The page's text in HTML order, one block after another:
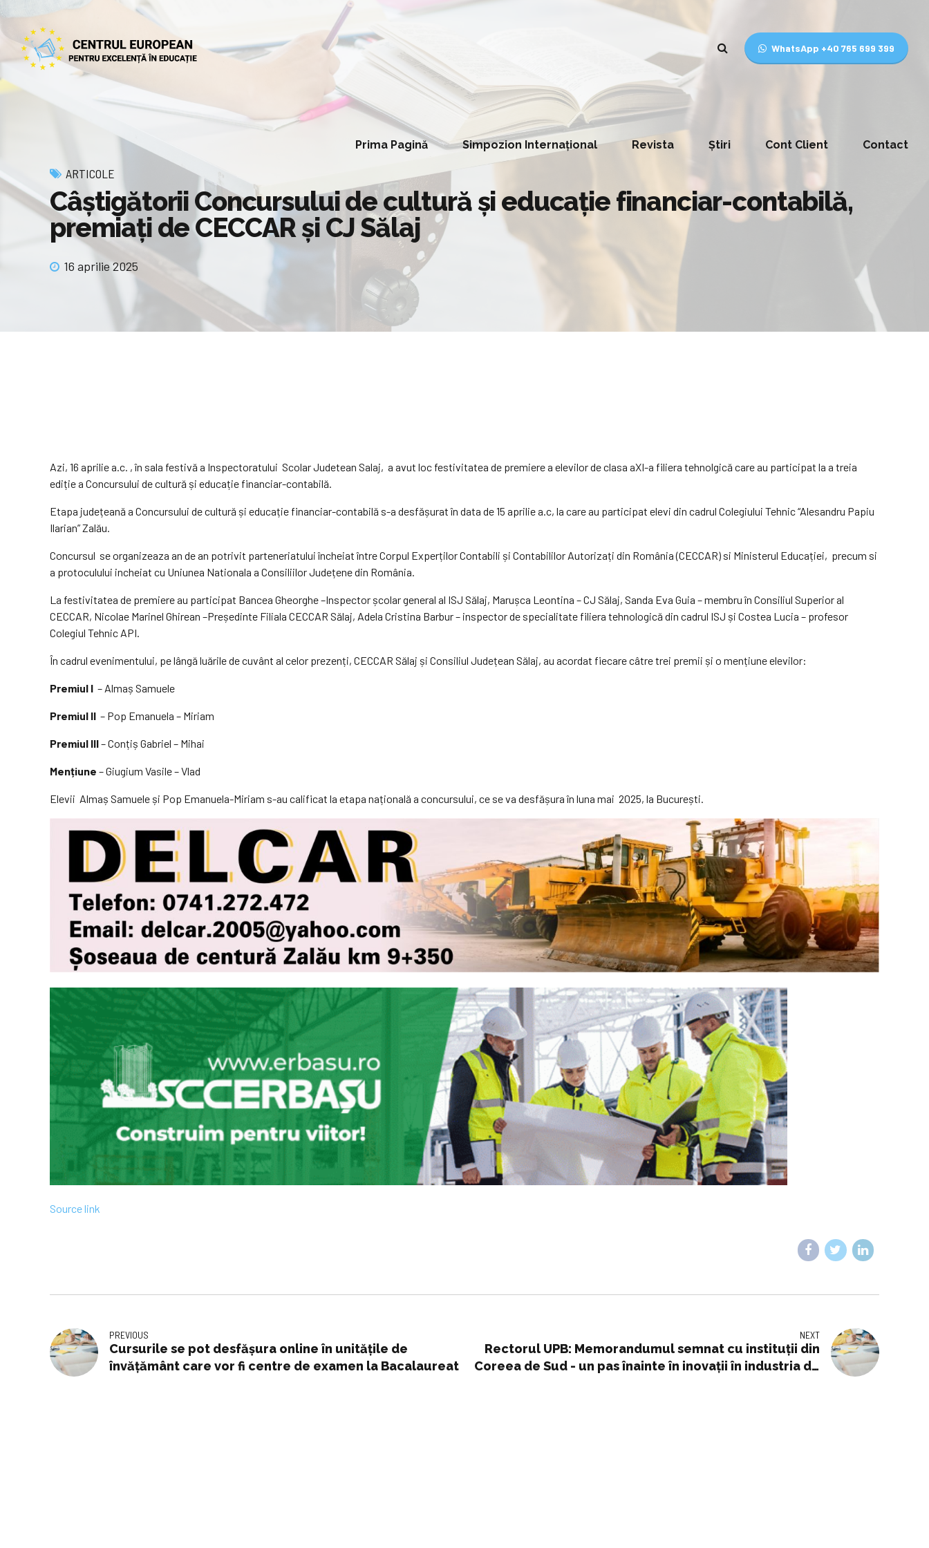
WhatsApp +40 765 699 399
Prima Pagină Simpozion Internațional Revista Știri Cont Client Contact
ARTICOLE
Câștigătorii Concursului de cultură și educație financiar-contabilă,
premiați de CECCAR și CJ Sălaj
16 aprilie 2025
Azi, 16 aprilie a.c. , în sala festivă a Inspectoratului Scolar Judetean Salaj, a avut loc festivitatea de premiere a elevilor de clasa aXI-a filiera tehnolgică care au participat la a treia
ediție a Concursului de cultură și educație financiar-contabilă.
Etapa județeană a Concursului de cultură și educație financiar-contabilă s-a desfășurat în data de 15 aprilie a.c, la care au participat elevi din cadrul Colegiului Tehnic “Alesandru Papiu
Ilarian” Zalău.
Concursul se organizeaza an de an potrivit parteneriatului încheiat între Corpul Experților Contabili și Contabililor Autorizați din România (CECCAR) si Ministerul Educației, precum si
a protoculului incheiat cu Uniunea Nationala a Consiliilor Județene din România.
La festivitatea de premiere au participat Bancea Gheorghe –Inspector școlar general al ISJ Sălaj, Marușca Leontina – CJ Sălaj, Sanda Eva Guia – membru în Consiliul Superior al
CECCAR, Nicolae Marinel Ghirean –Președinte Filiala CECCAR Sălaj, Adela Cristina Barbur – inspector de specialitate filiera tehnologică din cadrul ISJ și Costea Lucia – profesor
Colegiul Tehnic API.
În cadrul evenimentului, pe lângă luările de cuvânt al celor prezenți, CECCAR Sălaj și Consiliul Județean Sălaj, au acordat fiecare câtre trei premii și o mențiune elevilor:
Premiul I – Almaș Samuele
Premiul II – Pop Emanuela – Miriam
Premiul III– Conțiș Gabriel – Mihai
Mențiune – Giugium Vasile – Vlad
Elevii Almaș Samuele și Pop Emanuela-Miriam s-au calificat la etapa națională a concursului, ce se va desfășura în luna mai 2025, la București.
Source link
PREVIOUS
Cursurile se pot desfășura online în unitățile de
învățământ care vor fi centre de examen la Bacalaureat
NEXT
Rectorul UPB: Memorandumul semnat cu instituții din
Coreea de Sud - un pas înainte în inovații în industria de